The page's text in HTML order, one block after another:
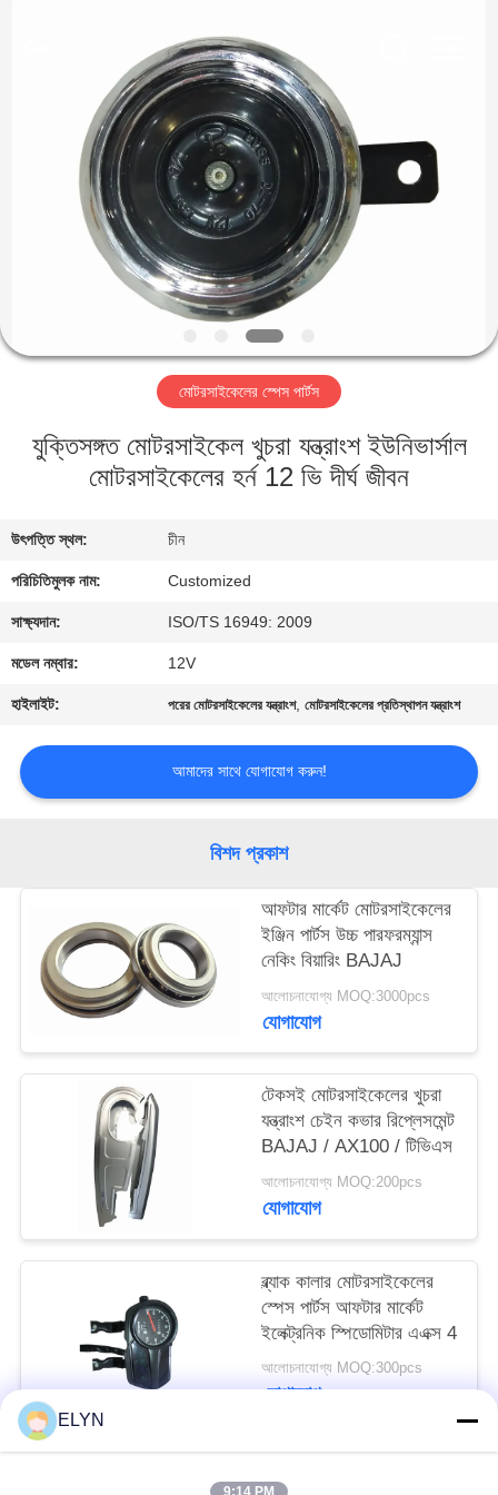
আমাদের
সম্পর্কে
কারখানা
মান
নিয়ন্ত্রণ
উদ্ধৃতির
জন্য
সাইট
PRIVACY
POLICY
মোটরসাইকেলের স্পেস পার্টস
যুক্তিসঙ্গত মোটরসাইকেল খুচরা যন্ত্রাংশ ইউনিভার্সাল
মোটরসাইকেলের হর্ন 12 ভি দীর্ঘ জীবন
উৎপত্তি স্থল: চীন
পরিচিতিমুলক নাম: Customized
সাক্ষ্যদান: ISO/TS 16949: 2009
মডেল নম্বার: 12V
হাইলাইট: পরের মোটরসাইকেলের যন্ত্রাংশ,মোটরসাইকেলের প্রতিস্থাপন যন্ত্রাংশ
আমাদের সাথে যোগাযোগ করুন!
বিশদ প্রকাশ
আফটার মার্কেট মোটরসাইকেলের
ইঞ্জিন পার্টস উচ্চ পারফরম্যান্স
নেকিং বিয়ারিং BAJAJ
আলোচনাযোগ্য MOQ:3000pcs
যোগাযোগ
টেকসই মোটরসাইকেলের খুচরা
যন্ত্রাংশ চেইন কভার রিপ্লেসমেন্ট
BAJAJ / AX100 / টিভিএস
আলোচনাযোগ্য MOQ:200pcs
যোগাযোগ
ব্ল্যাক কালার মোটরসাইকেলের
স্পেস পার্টস আফটার মার্কেট
ইলেক্ট্রনিক স্পিডোমিটার এএক্স 4
আলোচনাযোগ্য MOQ:300pcs
যোগাযোগ
ELYN
9:14 PM